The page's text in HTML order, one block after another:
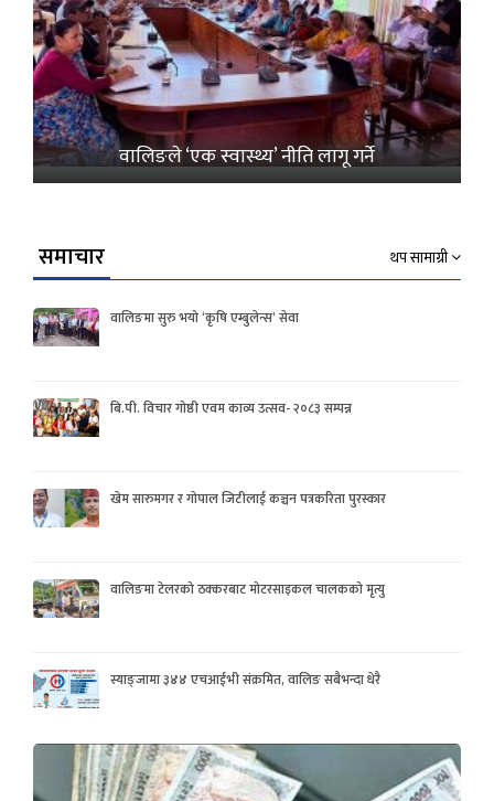
वालिङले ‘एक स्वास्थ्य’ नीति लागू गर्ने
समाचार थप सामाग्री
वालिङमा सुरु भयो ‘कृषि एम्बुलेन्स’ सेवा
बि.पी. विचार गोष्ठी एवम काव्य उत्सव- २०८३ सम्पन्न
खेम सारुमगर र गोपाल जिटीलाई कञ्चन पत्रकरिता पुरस्कार
वालिङमा टेलरको ठक्करबाट मोटरसाइकल चालकको मृत्यु
स्याङ्जामा ३४४ एचआईभी संक्रमित, वालिङ सबैभन्दा धेरै